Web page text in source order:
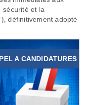
sécurité et la
définitivement adopté
A CANDIDATURES